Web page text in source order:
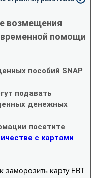
возмещения
временной помощи
пособий SNAP
подавать
денежных
посетите
с картами
заморозить карту EBT